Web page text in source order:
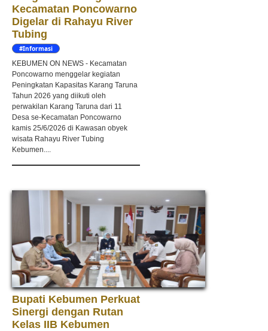
Kecamatan Poncowarno
Digelar di Rahayu River
Tubing
#Informasi
KEBUMEN ON NEWS - Kecamatan
Poncowarno menggelar kegiatan
Peningkatan Kapasitas Karang Taruna
Tahun 2026 yang diikuti oleh
perwakilan Karang Taruna dari 11
Desa se-Kecamatan Poncowarno
kamis 25/6/2026 di Kawasan obyek
wisata Rahayu River Tubing
Kebumen....
Bupati Kebumen Perkuat
Sinergi dengan Rutan
Kelas IIB Kebumen